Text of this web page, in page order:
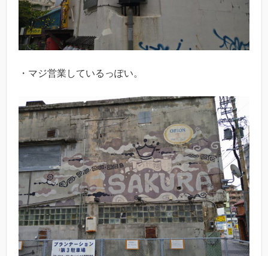
・マジ営業しているっぽい。